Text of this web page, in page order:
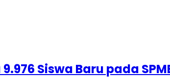
Siswa Baru pada